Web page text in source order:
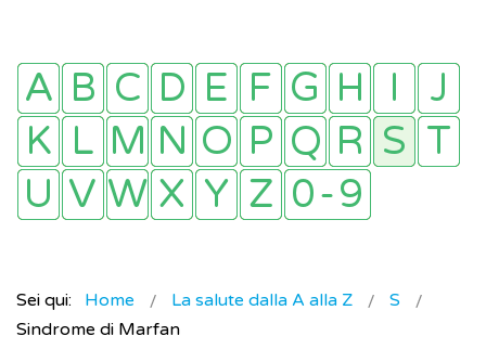
Sei qui: Home La salute dalla A alla Z
S
Sindrome di Marfan